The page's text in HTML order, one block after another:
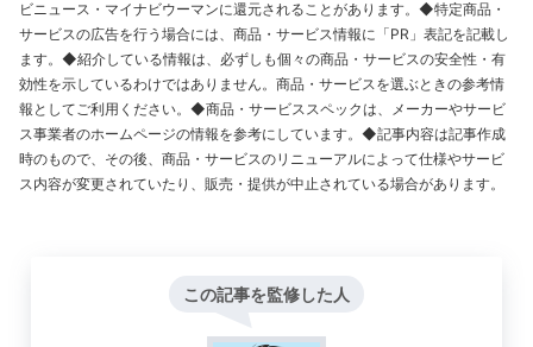
ビニュース・マイナビウーマンに還元されることがあります。◆特定商品・
サービスの広告を行う場合には、商品・サービス情報に「PR」表記を記載し
ます。◆紹介している情報は、必ずしも個々の商品・サービスの安全性・有
効性を示しているわけではありません。商品・サービスを選ぶときの参考情
報としてご利用ください。◆商品・サービススペックは、メーカーやサービ
ス事業者のホームページの情報を参考にしています。◆記事内容は記事作成
時のもので、その後、商品・サービスのリニューアルによって仕様やサービ
ス内容が変更されていたり、販売・提供が中止されている場合があります。
この記事を監修した人